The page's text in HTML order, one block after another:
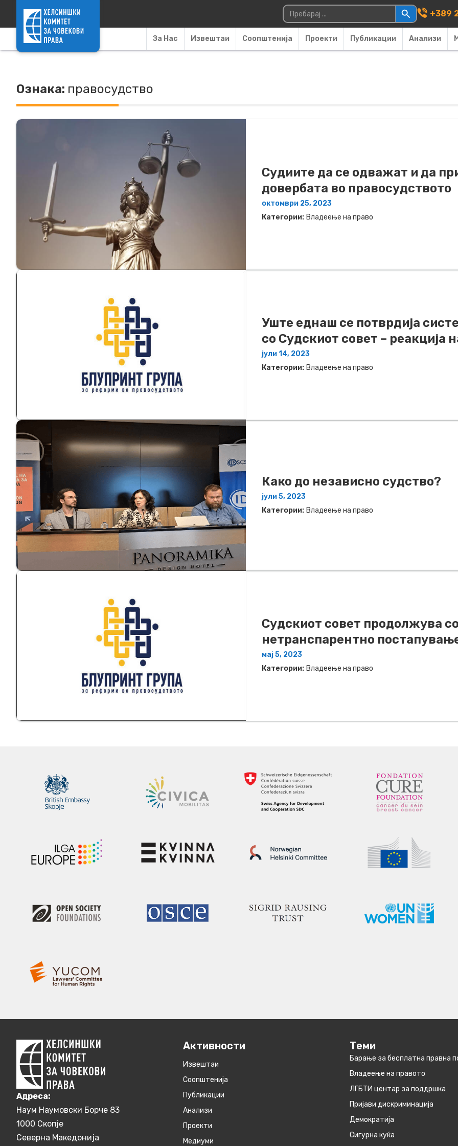
Main
Пребарувај за: +389
За Нас Извештаи Соопштенија Проекти Публикации Анализи
Ознака: правосудство
Судиите да се одважат и да
довербата во правосудството
октомври 25, 2023
Категории: Владеење на право
Уште еднаш се потврдија
со Судскиот совет – реакција
јули 14, 2023
Категории: Владеење на право
Како до независно судство?
јули 5, 2023
Категории: Владеење на право
Судскиот совет продолжува
нетранспарентно
мај 5, 2023
Категории: Владеење на право
Aдреса:
Наум Наумовски Борче 83
1000 Скопје
Северна Македонија
Активности
Извештаи
Соопштенија
Публикации
Анализи
Проекти
Медиуми
Теми
Барање за бесплатна правна
Владеење на правото
ЛГБТИ центар за поддршка
Пријави дискриминација
Демократија
Сигурна куќа